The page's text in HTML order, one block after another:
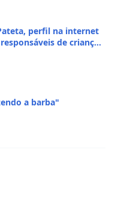
perfil na internet
de crianças
a barba"